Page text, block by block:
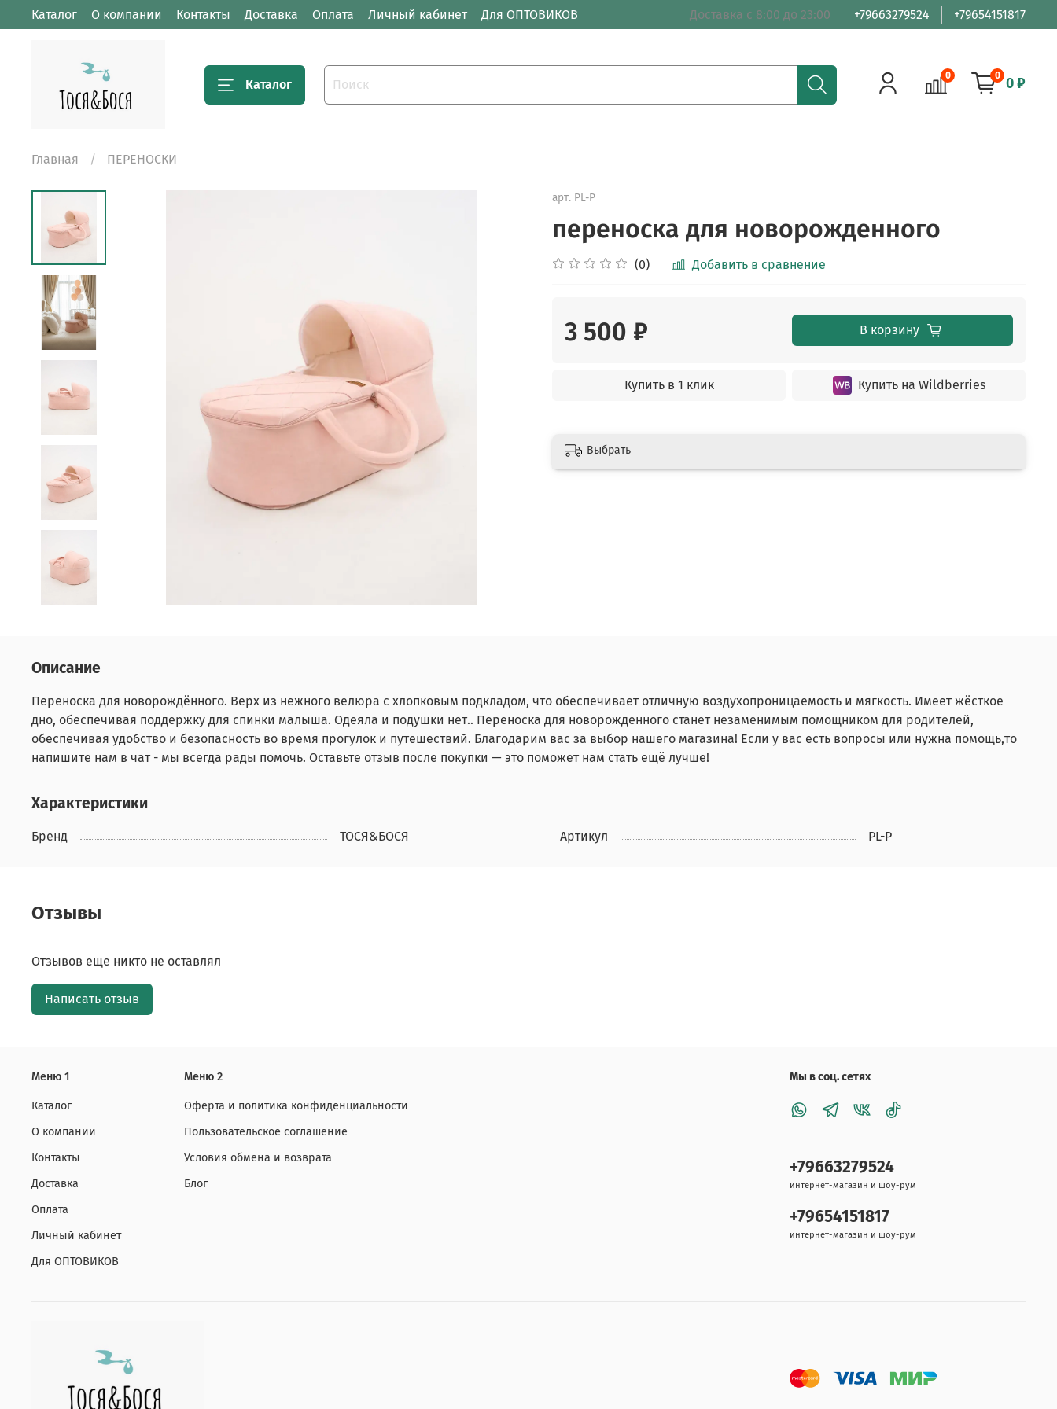
Каталог О компании Контакты Доставка Оплата Личный кабинет Для ОПТОВИКОВ Доставка с 8:00 до 23:00 +79663279524 +79654151817
Каталог
0 0 0 ₽
Главная ПЕРЕНОСКИ
арт. PL-P
переноска для новорожденного
(0) Добавить в сравнение
3 500 ₽ В корзину
Купить в 1 клик Купить на Wildberries
Выбрать
Описание
Переноска для новорождённого. Верх из нежного велюра с хлопковым подкладом, что обеспечивает отличную воздухопроницаемость и мягкость. Имеет жёсткое
дно, обеспечивая поддержку для спинки малыша. Одеяла и подушки нет.. Переноска для новорожденного станет незаменимым помощником для родителей,
обеспечивая удобство и безопасность во время прогулок и путешествий. Благодарим вас за выбор нашего магазина! Если у вас есть вопросы или нужна помощь,то
напишите нам в чат - мы всегда рады помочь. Оставьте отзыв после покупки — это поможет нам стать ещё лучше!
Характеристики
Бренд ТОСЯ&БОСЯ Артикул PL-P
Отзывы
Отзывов еще никто не оставлял
Написать отзыв
Меню 1
Каталог
О компании
Контакты
Доставка
Оплата
Личный кабинет
Для ОПТОВИКОВ
Меню 2
Оферта и политика конфиденциальности
Пользовательское соглашение
Условия обмена и возврата
Блог
Мы в соц. сетях
+79663279524
интернет-магазин и шоу-рум
+79654151817
интернет-магазин и шоу-рум